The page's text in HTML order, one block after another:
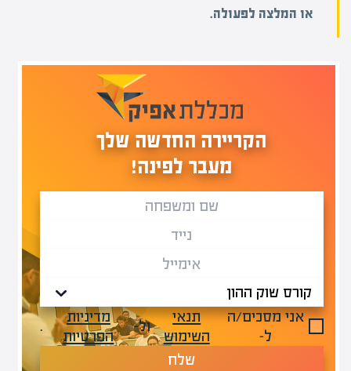
או המלצה לפעולה.
הקריירה החדשה שלך
מעבר לפינה!
אני מסכים/ה
ל-
תנאי
השימוש
ול-
מדיניות
הפרטיות
.
שלח